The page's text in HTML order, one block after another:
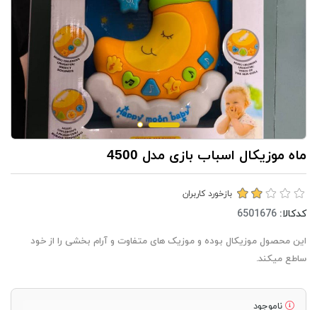
ماه موزیکال اسباب بازی مدل 4500
بازخورد کاربران
کدکالا:
این محصول موزیکال بوده و موزیک های متفاوت و آرام بخشی را از خود
ساطع میکند.
ناموجود